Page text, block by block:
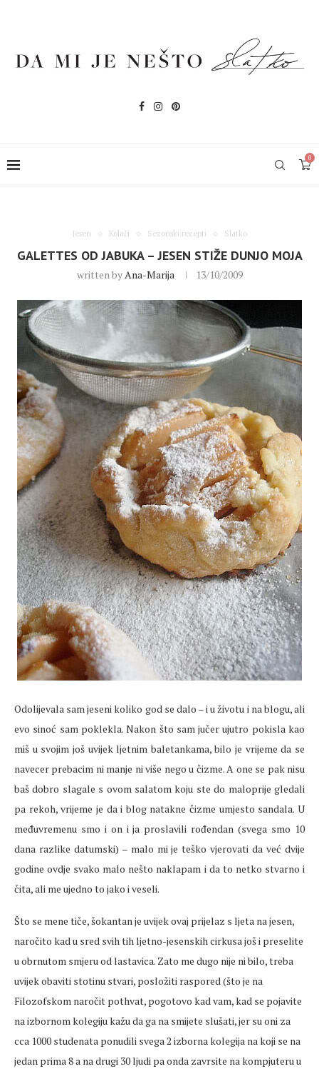
0
Jesen Kolači Sezonski recepti Slatko
GALETTES OD JABUKA – JESEN STIŽE DUNJO MOJA
written byAna-Marija 13/10/2009
Odolijevala sam jeseni koliko god se dalo – i u životu i na blogu, ali
evo sinoć sam poklekla. Nakon što sam jučer ujutro pokisla kao
miš u svojim još uvijek ljetnim baletankama, bilo je vrijeme da se
navecer prebacim ni manje ni više nego u čizme. A one se pak nisu
baš dobro slagale s ovom salatom koju ste do maloprije gledali
pa rekoh, vrijeme je da i blog natakne čizme umjesto sandala. U
međuvremenu smo i on i ja proslavili rođendan (svega smo 10
dana razlike datumski) – malo mi je teško vjerovati da već dvije
godine ovdje svako malo nešto naklapam i da to netko stvarno i
čita, ali me ujedno to jako i veseli.
Što se mene tiče, šokantan je uvijek ovaj prijelaz s ljeta na jesen,
naročito kad u sred svih tih ljetno-jesenskih cirkusa još i preselite
u obrnutom smjeru od lastavica. Zato me dugo nije ni bilo, treba
uvijek obaviti stotinu stvari, posložiti raspored (što je na
Filozofskom naročit pothvat, pogotovo kad vam, kad se pojavite
na izbornom kolegiju kažu da ga na smijete slušati, jer su oni za
cca 1000 studenata ponudili svega 2 izborna kolegija na koji se na
jedan prima 8 a na drugi 30 ljudi pa onda zavrsite na kompjuteru u